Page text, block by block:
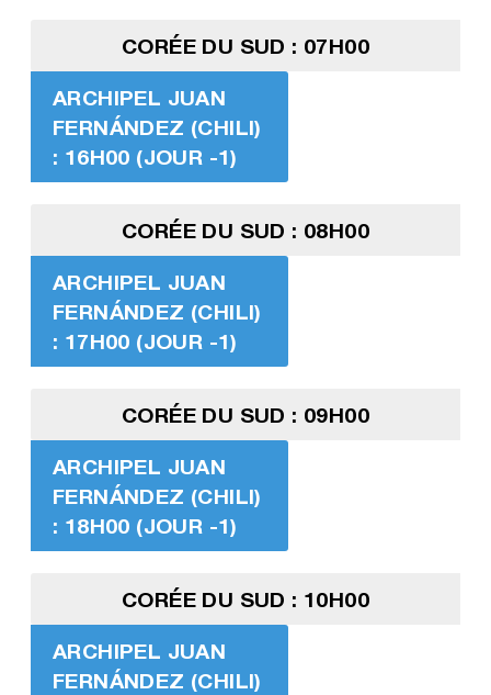
CORÉE DU SUD : 07H00
ARCHIPEL JUAN
FERNÁNDEZ (CHILI)
: 16H00 (JOUR -1)
CORÉE DU SUD : 08H00
ARCHIPEL JUAN
FERNÁNDEZ (CHILI)
: 17H00 (JOUR -1)
CORÉE DU SUD : 09H00
ARCHIPEL JUAN
FERNÁNDEZ (CHILI)
: 18H00 (JOUR -1)
CORÉE DU SUD : 10H00
ARCHIPEL JUAN
FERNÁNDEZ (CHILI)